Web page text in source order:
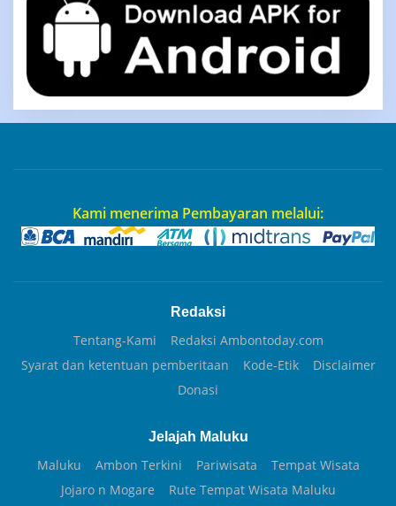
Kami menerima Pembayaran melalui:
Redaksi
Tentang-Kami
Redaksi Ambontoday.com
Syarat dan ketentuan pemberitaan
Kode-Etik
Disclaimer
Donasi
Jelajah Maluku
Maluku Ambon Terkini Pariwisata
Tempat Wisata
Jojaro n Mogare
Rute Tempat Wisata Maluku